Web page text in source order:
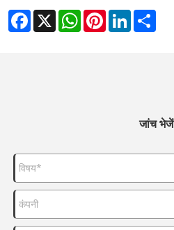
Facebook
X WhatsAppPinterestLinkedIn
जांच भेजें